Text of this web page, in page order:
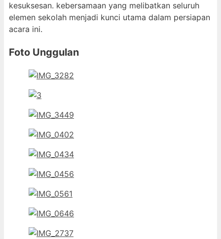
kesuksesan. kebersamaan yang melibatkan seluruh
elemen sekolah menjadi kunci utama dalam persiapan
acara ini.
Foto Unggulan